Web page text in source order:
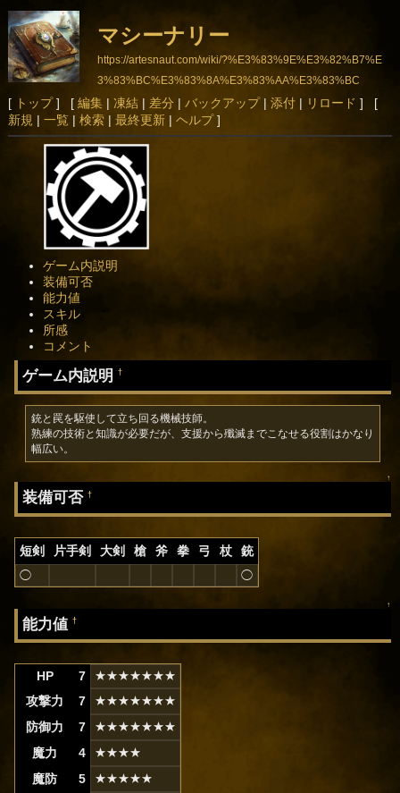
マシーナリー
https://artesnaut.com/wiki/?%E3%83%9E%E3%82%B7%E
3%83%BC%E3%83%8A%E3%83%AA%E3%83%BC
[ トップ] [ 編集| 凍結| 差分 | バックアップ| 添付| リロード ] [
新規 | 一覧 | 検索| 最終更新| ヘルプ]
ゲーム内説明
装備可否
能力値
スキル
所感
コメント
ゲーム内説明†
銃と罠を駆使して立ち回る機械技師。
熟練の技術と知識が必要だが、支援から殲滅までこなせる役割はかなり
幅広い。
↑
装備可否†
短剣 片手剣 大剣 槍 斧 拳 弓 杖 銃
◯ ◯
↑
能力値†
HP 7 ★★★★★★★
攻撃力 7 ★★★★★★★
防御力 7 ★★★★★★★
魔力 4 ★★★★
魔防 5 ★★★★★